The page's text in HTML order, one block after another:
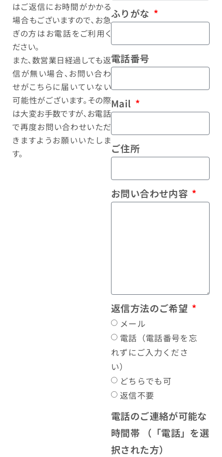
はご返信にお時間がかかる
場合もございますので、お急
ぎの方はお電話をご利用く
ださい。
また、数営業日経過しても返
信が無い場合、お問い合わ
せがこちらに届いていない
可能性がございます。その際
は大変お手数ですが、お電話
で再度お問い合わせいただ
きますようお願いいたしま
す。
ふりがな
電話番号
Mail
ご住所
お問い合わせ内容
返信方法のご希望
メール
電話（電話番号を忘
れずにご入力くださ
い）
どちらでも可
返信不要
電話のご連絡が可能な
時間帯 （「電話」を選
択された方）